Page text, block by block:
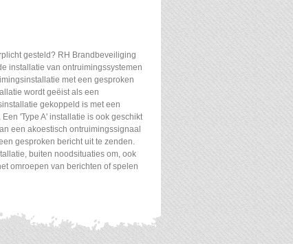
gesteld? RH Brandbeveiliging
installatie van ontruimingssystemen
met een gesproken
wordt geëist als een
gekoppeld is met een
'Type A' installatie is ook geschikt
een akoestisch ontruimingssignaal
gesproken bericht uit te zenden.
buiten noodsituaties om, ook
omroepen van berichten of spelen